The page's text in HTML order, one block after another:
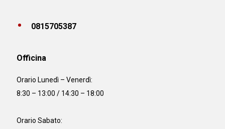
0815705387
Officina
Orario Lunedì – Venerdì:
8:30 – 13:00 / 14:30 – 18:00
Orario Sabato: